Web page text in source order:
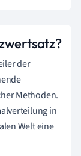
der
Methoden.
in
Welt eine